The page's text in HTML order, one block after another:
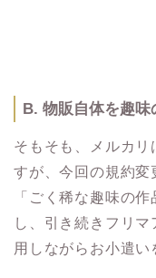
B. 物販自体を趣味
そもそも、メルカ
すが、今回の規約
「ごく稀な趣味の
し、引き続きフリ
用しながらお小遣い